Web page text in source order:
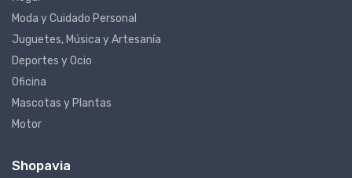
Moda y Cuidado Personal
Juguetes, Música y Artesanía
Deportes y Ocio
Oficina
Mascotas y Plantas
Motor
Shopavia